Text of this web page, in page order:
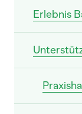
Erlebnis